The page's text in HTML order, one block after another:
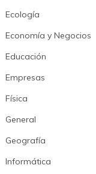
Ecología
Economía y Negocios
Educación
Empresas
Física
General
Geografía
Informática